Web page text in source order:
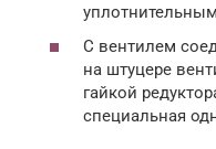
С вентилем
на штуцере
гайкой
специальная